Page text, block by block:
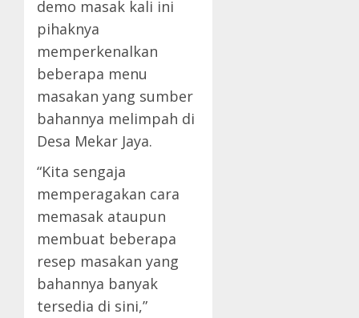
demo masak kali ini
pihaknya
memperkenalkan
beberapa menu
masakan yang sumber
bahannya melimpah di
Desa Mekar Jaya.
“Kita sengaja
memperagakan cara
memasak ataupun
membuat beberapa
resep masakan yang
bahannya banyak
tersedia di sini,”